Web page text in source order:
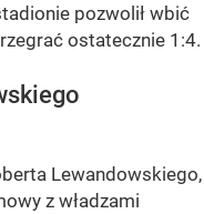
pozwolił wbić
ostatecznie 1:4.
Lewandowskiego,
z władzami